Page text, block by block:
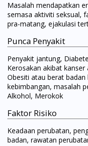
Masalah mendapatkan
semasa aktiviti seksual,
pra-matang, ejakulasi
Punca Penyakit
Penyakit jantung,
Kerosakan akibat
Obesiti atau berat
kebimbangan, masalah
Alkohol, Merokok
Faktor Risiko
Keadaan perubatan,
badan, rawatan